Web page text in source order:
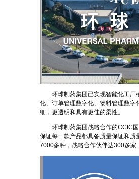
环球制药集团已实现智能化工厂
化、订单管理数字化、物料管理数
细，更透明和具有更佳的柔性。
环球制药集团战略合作的CCIC国
保证每一款产品都具备质量保证和
7000多种，战略合作伙伴达300多家